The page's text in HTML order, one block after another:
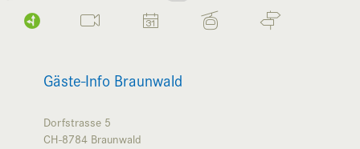
Gäste-Info Braunwald
Dorfstrasse 5
CH-8784 Braunwald